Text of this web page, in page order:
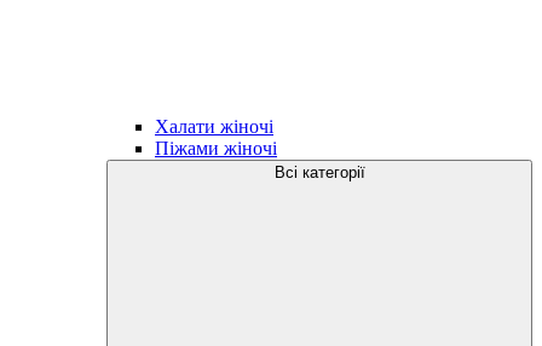
Халати жіночі
Піжами жіночі
Всі категорії